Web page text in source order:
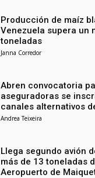
Producción de maíz
Venezuela supera un
toneladas
Janna Corredor
Abren convocatoria
aseguradoras se
canales alternativos
Andrea Teixeira
Llega segundo avión
más de 13 toneladas
Aeropuerto de